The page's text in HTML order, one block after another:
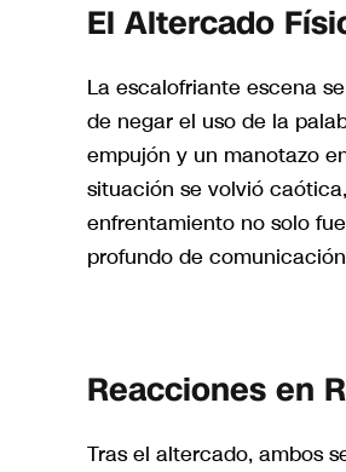
El Altercado
La escalofriante escena
de negar el uso de la
empujón y un manotazo
situación se volvió
enfrentamiento no solo
profundo de
Reacciones en
Tras el altercado, ambos